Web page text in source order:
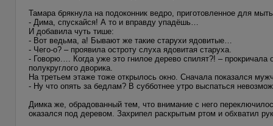
Тамара брякнула на подоконник ведро, приготовленное для
- Дима, спускайся! А то и вправду упадёшь…
И добавила чуть тише:
- Вот ведьма, а! Бывают же такие старухи ядовитые…
- Чего-о? – проявила остроту слуха ядовитая старуха.
- Говорю.… Когда уже это гнилое дерево спилят?! – прокричала
полукруглого дворика.
На третьем этаже тоже открылось окно. Сначала показался
- Ну что опять за бедлам? В субботнее утро выспаться
Димка же, обрадованный тем, что внимание с него
оказался под деревом. Захрипел раскрытым ртом и обхватил